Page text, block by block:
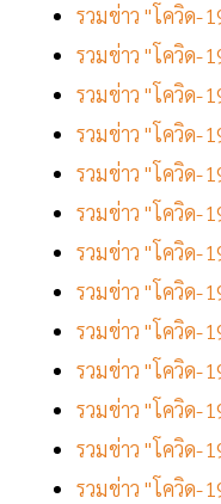
รวมข่าว "โควิด-
รวมข่าว "โควิด-
รวมข่าว "โควิด-
รวมข่าว "โควิด-
รวมข่าว "โควิด-
รวมข่าว "โควิด-
รวมข่าว "โควิด-
รวมข่าว "โควิด-
รวมข่าว "โควิด-
รวมข่าว "โควิด-
รวมข่าว "โควิด-
รวมข่าว "โควิด-
รวมข่าว "โควิด-